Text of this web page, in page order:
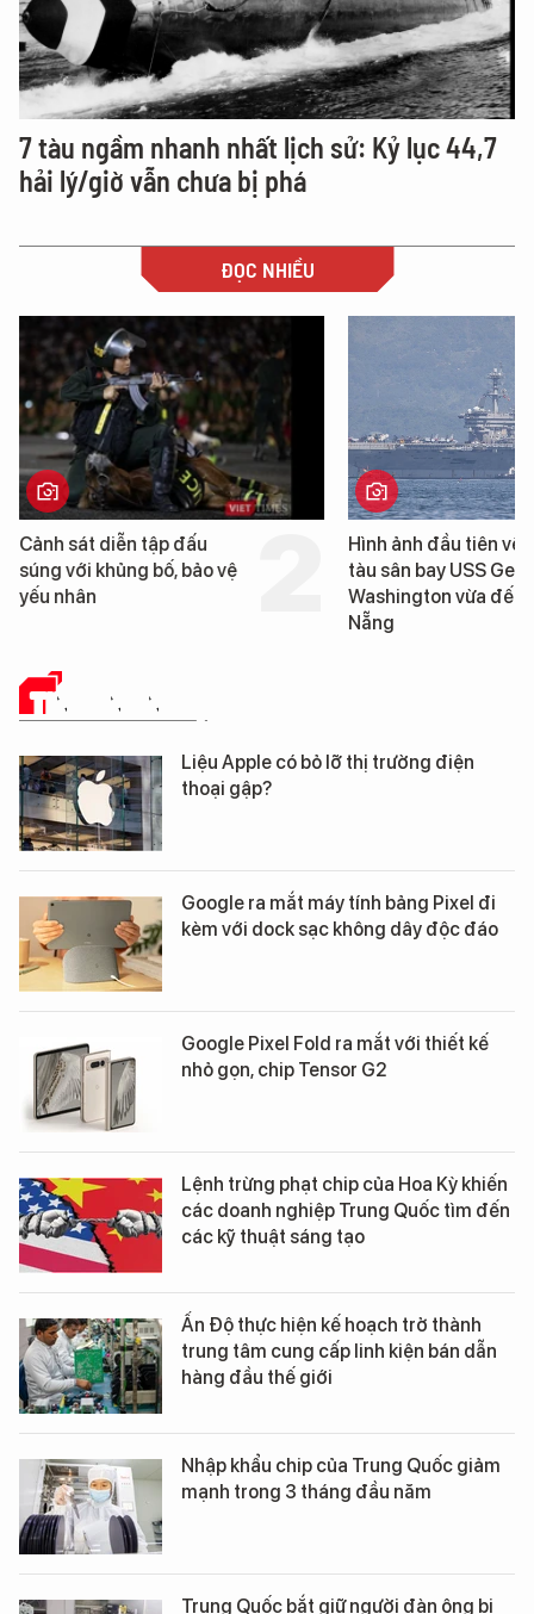
7 tàu ngầm nhanh nhất lịch sử: Kỷ lục 44,7
hải lý/giờ vẫn chưa bị phá
ĐỌC NHIỀU
Hình ảnh đầu tiên về siêu
tàu sân bay USS George
Washington vừa đến Đà
Cận cảnh chiến
tống tàu sân bay
George
Đà Nẵng
TIN CÔNG NGHỆ
Liệu Apple có bỏ lỡ thị trường điện
thoại gập?
Google ra mắt máy tính bảng Pixel đi
kèm với dock sạc không dây độc đáo
Google Pixel Fold ra mắt với thiết kế
nhỏ gọn, chip Tensor G2
Lệnh trừng phạt chip của Hoa Kỳ khiến
các doanh nghiệp Trung Quốc tìm đến
các kỹ thuật sáng tạo
Ấn Độ thực hiện kế hoạch trở thành
trung tâm cung cấp linh kiện bán dẫn
hàng đầu thế giới
Nhập khẩu chip của Trung Quốc giảm
mạnh trong 3 tháng đầu năm
Trung Quốc bắt giữ người đàn ông bị